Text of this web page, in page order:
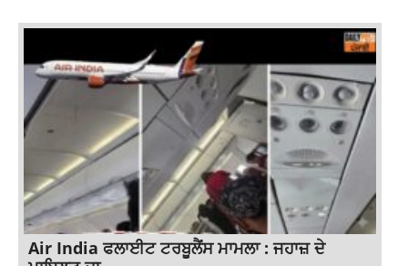
Air India ਫਲਾਈਟ ਟਰਬੂਲੈਂਸ ਮਾਮਲਾ : ਜਹਾਜ਼ ਦੇ